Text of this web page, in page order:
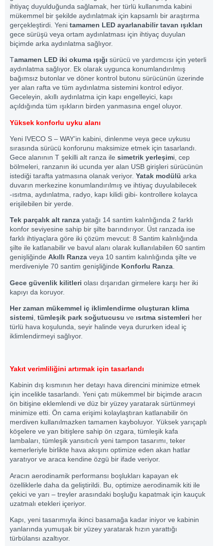
ihtiyaç duyulduğunda sağlamak, her türlü kullanımda kabini
mükemmel bir şekilde aydınlatmak için kapsamlı bir araştırma
gerçekleştirdi. Yeni tamamen LED ayarlanabilir tavan ışıkları
gece sürüşü veya ortam aydınlatması için ihtiyaç duyulan
biçimde arka aydınlatma sağlıyor.
Tamamen LED iki okuma ışığı sürücü ve yardımcısı için yeterli
aydınlatma sağlıyor. Ek olarak uygunca konumlandırılmış
bağımsız butonlar ve döner kontrol butonu sürücünün üzerinde
yer alan rafta ve tüm aydınlatma sistemini kontrol ediyor.
Geceleyin, akıllı aydınlatma için kapı engelleyici, kapı
açıldığında tüm ışıkların birden yanmasına engel oluyor.
Yüksek konforlu uyku alanı
Yeni IVECO S – WAY’in kabini, dinlenme veya gece uykusu
sırasında sürücü konforunu maksimize etmek için tasarlandı.
Gece alanının T şekilli alt ranza ile simetrik yerleşimi, cep
bölmeleri, ranzanın iki ucunda yer alan USB girişleri sürücünün
istediği tarafta yatmasına olanak veriyor. Yatak modülü arka
duvarın merkezine konumlandırılmış ve ihtiyaç duyulabilecek
-ısıtma, aydınlatma, radyo, kapı kilidi gibi- kontrollere kolayca
erişilebilen bir yerde.
Tek parçalık alt ranza yatağı 14 santim kalınlığında 2 farklı
konfor seviyesine sahip bir şilte barındırıyor. Üst ranzada ise
farklı ihtiyaçlara göre iki çözüm mevcut: 8 Santim kalınlığında
şilte ile katlanabilir ve bavul alanı olarak kullanılabilen 60 santim
genişliğinde Akıllı Ranza veya 10 santim kalınlığında şilte ve
merdiveniyle 70 santim genişliğinde Konforlu Ranza.
Gece güvenlik kilitleri olası dışarıdan girmelere karşı her iki
kapıyı da koruyor.
Her zaman mükemmel iç iklimlendirme oluşturan klima
sistemi tümleşik park soğutucusu ve ısıtma sistemleri her
türlü hava koşulunda, seyir halinde veya dururken ideal iç
iklimlendirmeyi sağlıyor.
Yakıt verimliliğini artırmak için tasarlandı
Kabinin dış kısmının her detayı hava direncini minimize etmek
için incelikle tasarlandı. Yeni çatı mükemmel bir biçimde aracın
ön bitişine eklemlendi ve düz bir yüzey yaratarak sürtünmeyi
minimize etti. Ön cama erişimi kolaylaştıran katlanabilir ön
merdiven kullanılmazken tamamen kayboluyor. Yüksek yarıçaplı
köşelere ve yan bitişlere sahip ön ızgara, tümleşik kafa
lambaları, tümleşik yansıtıcılı yeni tampon tasarımı, teker
kemerleriyle birlikte hava akışını optimize eden akan hatlar
yaratıyor ve araca kendine özgü bir ifade veriyor.
Aracın aerodinamik performansı boşlukları kapayan ek
özelliklerle daha da geliştirildi. Bu, optimize aerodinamik kiti ile
çekici ve yarı – treyler arasındaki boşluğu kapatmak için kauçuk
uzatmalı etekleri içeriyor.
Kapı, yeni tasarımıyla ikinci basamağa kadar iniyor ve kabinin
yanlarında yumuşak bir yüzey yaratarak hızın yarattığı
türbülansı azaltıyor.